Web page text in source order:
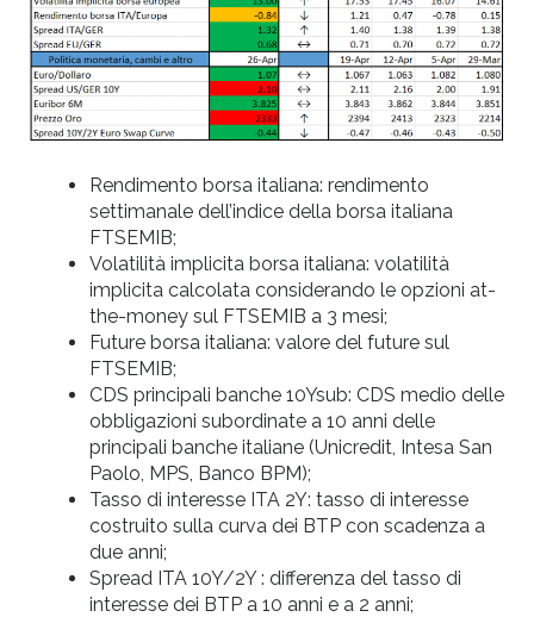
Rendimento borsa italiana: rendimento
settimanale dell’indice della borsa italiana
FTSEMIB;
Volatilità implicita borsa italiana: volatilità
implicita calcolata considerando le opzioni at-
the-money sul FTSEMIB a 3 mesi;
Future borsa italiana: valore del future sul
FTSEMIB;
CDS principali banche 10Ysub: CDS medio delle
obbligazioni subordinate a 10 anni delle
principali banche italiane (Unicredit, Intesa San
Paolo, MPS, Banco BPM);
Tasso di interesse ITA 2Y: tasso di interesse
costruito sulla curva dei BTP con scadenza a
due anni;
Spread ITA 10Y/2Y : differenza del tasso di
interesse dei BTP a 10 anni e a 2 anni;